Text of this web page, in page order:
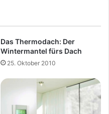
Das Thermodach: Der
Wintermantel fürs Dach
25. Oktober 2010